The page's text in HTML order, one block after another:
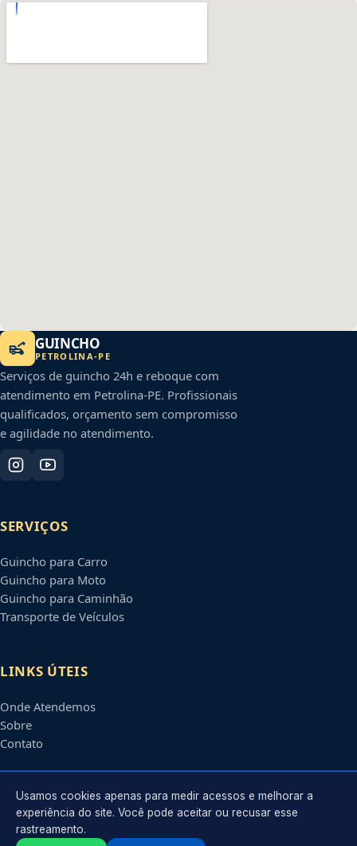
GUINCHO
PETROLINA-PE
Serviços de guincho 24h e reboque com
atendimento em Petrolina-PE. Profissionais
qualificados, orçamento sem compromisso
e agilidade no atendimento.
SERVIÇOS
Guincho para Carro
Guincho para Moto
Guincho para Caminhão
Transporte de Veículos
LINKS ÚTEIS
Onde Atendemos
Sobre
Contato
CONTATO
Atendimento em
Usamos cookies apenas para medir acessos e melhorar a
experiência do site. Você pode aceitar ou recusar esse
rastreamento.